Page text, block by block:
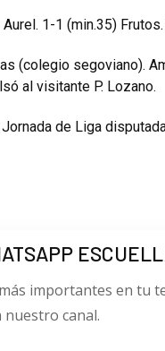
1-1 (min.35)
(colegio segoviano).
al visitante P. Lozano.
Jornada de Liga
importantes en tu
nuestro canal.